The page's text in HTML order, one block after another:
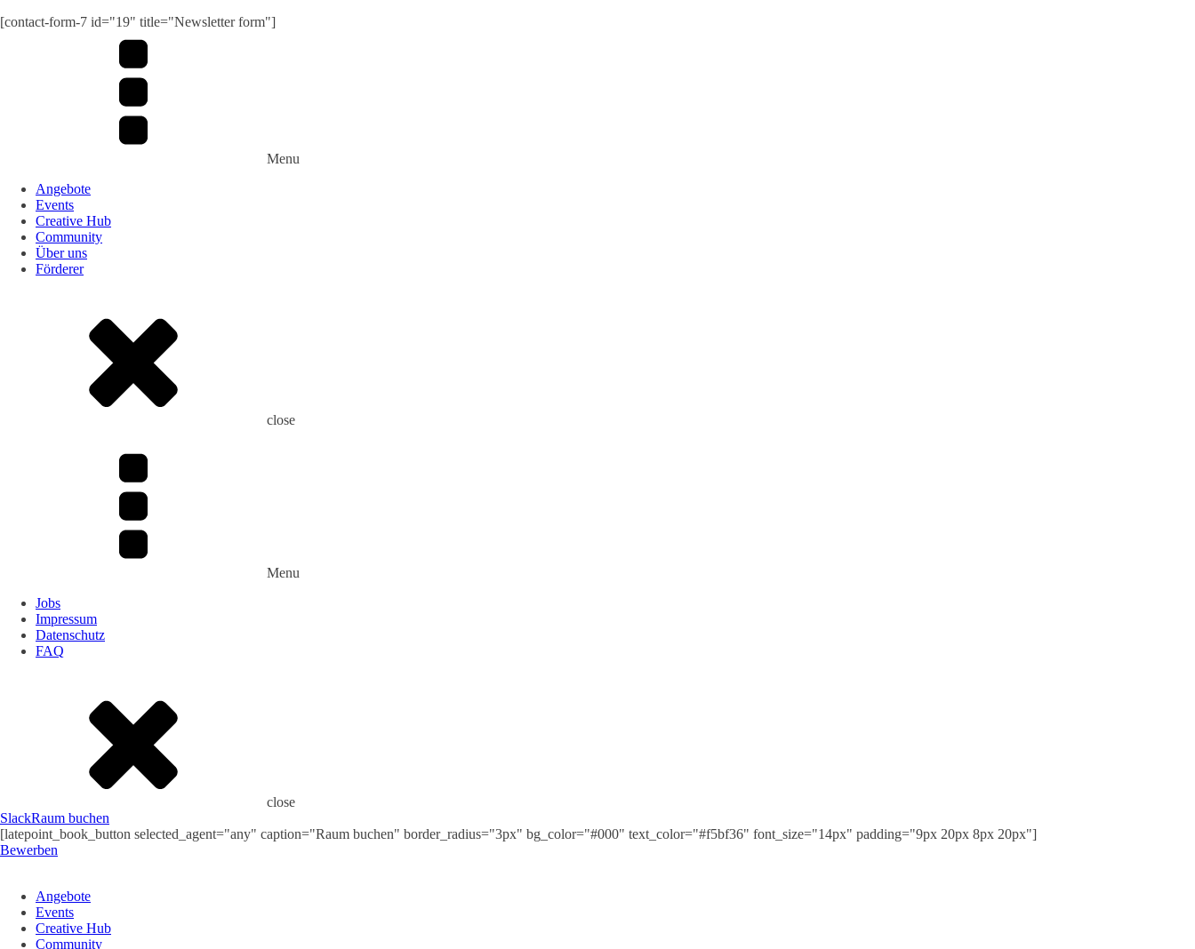
[contact-form-7 id="19" title="Newsletter form"]
Menu
Angebote
Events
Creative Hub
Community
Über uns
Förderer
close
Menu
Jobs
Impressum
Datenschutz
FAQ
close
SlackRaum buchen
[latepoint_book_button selected_agent="any" caption="Raum buchen" border_radius="3px" bg_color="#000" text_color="#f5bf36" font_size="14px" padding="9px 20px 8px 20px"]
Bewerben
Angebote
Events
Creative Hub
Community